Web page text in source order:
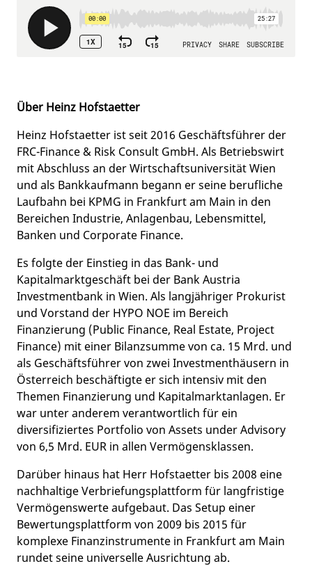
Über Heinz Hofstaetter
Heinz Hofstaetter ist seit 2016 Geschäftsführer der
FRC-Finance & Risk Consult GmbH. Als Betriebswirt
mit Abschluss an der Wirtschaftsuniversität Wien
und als Bankkaufmann begann er seine berufliche
Laufbahn bei KPMG in Frankfurt am Main in den
Bereichen Industrie, Anlagenbau, Lebensmittel,
Banken und Corporate Finance.
Es folgte der Einstieg in das Bank- und
Kapitalmarktgeschäft bei der Bank Austria
Investmentbank in Wien. Als langjähriger Prokurist
und Vorstand der HYPO NOE im Bereich
Finanzierung (Public Finance, Real Estate, Project
Finance) mit einer Bilanzsumme von ca. 15 Mrd. und
als Geschäftsführer von zwei Investmenthäusern in
Österreich beschäftigte er sich intensiv mit den
Themen Finanzierung und Kapitalmarktanlagen. Er
war unter anderem verantwortlich für ein
diversifiziertes Portfolio von Assets under Advisory
von 6,5 Mrd. EUR in allen Vermögensklassen.
Darüber hinaus hat Herr Hofstaetter bis 2008 eine
nachhaltige Verbriefungsplattform für langfristige
Vermögenswerte aufgebaut. Das Setup einer
Bewertungsplattform von 2009 bis 2015 für
komplexe Finanzinstrumente in Frankfurt am Main
rundet seine universelle Ausrichtung ab.